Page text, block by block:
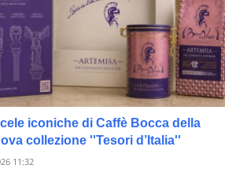
iconiche di Caffè Bocca della
collezione ''Tesori d’Italia''
11:32